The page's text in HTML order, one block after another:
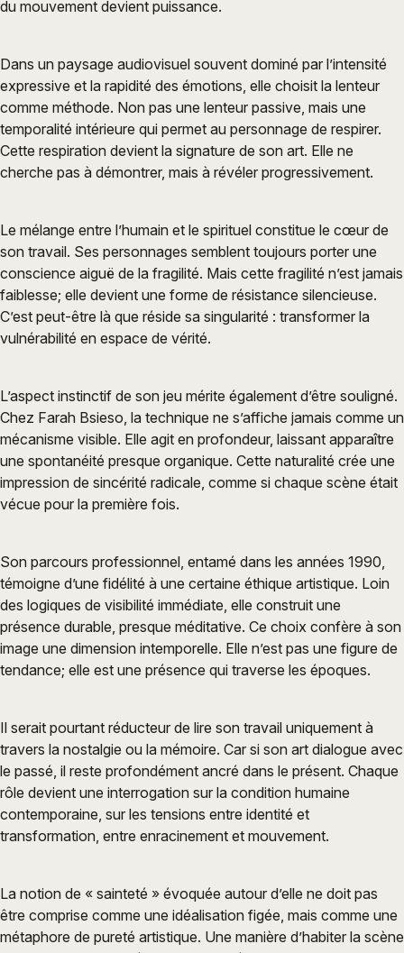
du mouvement devient puissance.
Dans un paysage audiovisuel souvent dominé par l’intensité
expressive et la rapidité des émotions, elle choisit la lenteur
comme méthode. Non pas une lenteur passive, mais une
temporalité intérieure qui permet au personnage de respirer.
Cette respiration devient la signature de son art. Elle ne
cherche pas à démontrer, mais à révéler progressivement.
Le mélange entre l’humain et le spirituel constitue le cœur de
son travail. Ses personnages semblent toujours porter une
conscience aiguë de la fragilité. Mais cette fragilité n’est jamais
faiblesse; elle devient une forme de résistance silencieuse.
C’est peut-être là que réside sa singularité : transformer la
vulnérabilité en espace de vérité.
L’aspect instinctif de son jeu mérite également d’être souligné.
Chez Farah Bsieso, la technique ne s’affiche jamais comme un
mécanisme visible. Elle agit en profondeur, laissant apparaître
une spontanéité presque organique. Cette naturalité crée une
impression de sincérité radicale, comme si chaque scène était
vécue pour la première fois.
Son parcours professionnel, entamé dans les années 1990,
témoigne d’une fidélité à une certaine éthique artistique. Loin
des logiques de visibilité immédiate, elle construit une
présence durable, presque méditative. Ce choix confère à son
image une dimension intemporelle. Elle n’est pas une figure de
tendance; elle est une présence qui traverse les époques.
Il serait pourtant réducteur de lire son travail uniquement à
travers la nostalgie ou la mémoire. Car si son art dialogue avec
le passé, il reste profondément ancré dans le présent. Chaque
rôle devient une interrogation sur la condition humaine
contemporaine, sur les tensions entre identité et
transformation, entre enracinement et mouvement.
La notion de « sainteté » évoquée autour d’elle ne doit pas
être comprise comme une idéalisation figée, mais comme une
métaphore de pureté artistique. Une manière d’habiter la scène